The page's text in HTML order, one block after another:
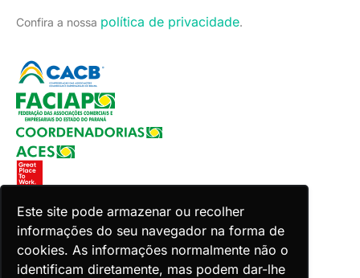
Este site pode armazenar ou recolher
informações do seu navegador na forma de
cookies. As informações normalmente não o
identificam diretamente, mas podem dar-lhe
Confira a nossa política de privacidade.
Copyright 2026 Faciap. Todos os direitos reservados.
Desenvolvido por Zion ACES.